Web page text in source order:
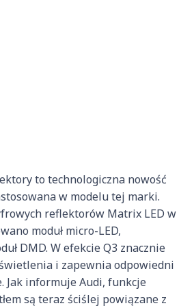
to technologiczna nowość
w modelu tej marki.
reflektorów Matrix LED w
moduł micro-LED,
DMD. W efekcie Q3 znacznie
i zapewnia odpowiedni
Jak informuje Audi, funkcje
są teraz ściślej powiązane z